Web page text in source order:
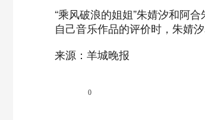
“乘风破浪的姐姐”朱婧汐和阿
自己音乐作品的评价时，朱婧
来源：羊城晚报
0